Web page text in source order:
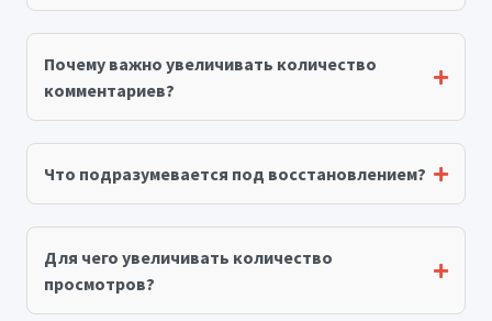
Почему важно увеличивать количество
комментариев?
Что подразумевается под восстановлением?
Для чего увеличивать количество
просмотров?